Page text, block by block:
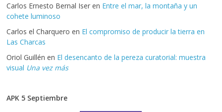
Carlos Ernesto Bernal Iser en Entre el mar, la montaña y un
cohete luminoso
Carlos el Charquero en El compromiso de producir la tierra en
Las Charcas
Oriol Guillén en El desencanto de la pereza curatorial: muestra
visual Una vez más
APK 5 Septiembre